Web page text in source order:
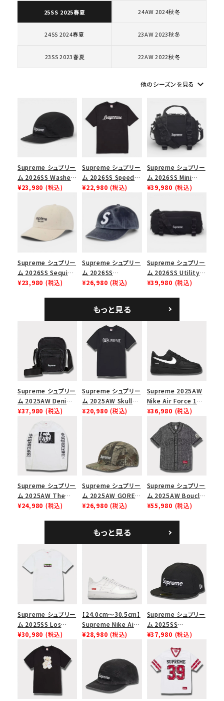
コラボレーションブランドから探す
シーズンから探す
価格から探す
円 ～
在庫のない商品を表示する
25SS 2025春夏 24AW 2024秋冬
24SS 2024春夏 23AW 2023秋冬
23SS 2023春夏 22AW 2022秋冬
他のシーズンを見る keyboard_arrow_down
Supreme シュプリー
ム 2026SS Washed
Chino Twill Camp
ノツイル キャンプキャ
ップ ブラック
¥23,980 (税込)
Supreme シュプリー
ム 2026SS Speed
Tee スピードTシャツ
¥22,980 (税込)
Supreme シュプリー
ム 2026SS Mini
Duffle Bag ミニダッ
¥39,980 (税込)
Supreme シュプリー
ム 2026SS Sequin
Denim Classic
ャップ ナチュラル
¥23,980 (税込)
Supreme シュプリー
ム 2026SS
Pigment Coated S
ゴ 6パネル ネイビー
¥26,980 (税込)
Supreme シュプリー
ム 2026SS Utility
Bag ユーティリティ
¥39,980 (税込)
もっと見る
Supreme シュプリー
ム 2025AW Denim
Shoulder Bag デニ
ブラック
¥37,980 (税込)
Supreme シュプリー
ム 2025AW Skull
Tee スカル Tシャツ
¥20,980 (税込)
Supreme 2025AW
Nike Air Force 1
Low シュプリーム ナ
イキエアフォース１ス
ニーカー シューズ ブ
ラック
¥36,980 (税込)
Supreme シュプリー
ム 2025AW The
Exorcist Mother
¥24,980 (税込)
Supreme シュプリー
ム 2025AW GORE-
TEX Zip Pocket
キャンプ キャップ リ
アルツリーAPカモ
¥26,980 (税込)
Supreme シュプリー
ム 2025AW Boucle
Baseball Jersey ブ
¥55,980 (税込)
もっと見る
Supreme シュプリー
ム 2025SS Los
Angeles Fire Relief
Box Logo Tee ファ
イヤーリリーフボック
スロゴTシャツ ホワ
イト 白
¥30,980 (税込)
【24.0cm～30.5cm】
Supreme Nike Air
Force 1 Low シュプ
ューズ ホワイト
¥28,980 (税込)
Supreme シュプリー
ム 2025SS
Championship Box
チャンピオンシップボ
ックスロゴニューエラ
キャップ ブラック 黒
¥37,980 (税込)